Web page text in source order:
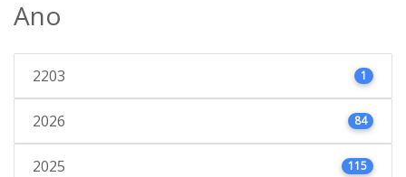
Ano
2203 1
2026 84
2025 115